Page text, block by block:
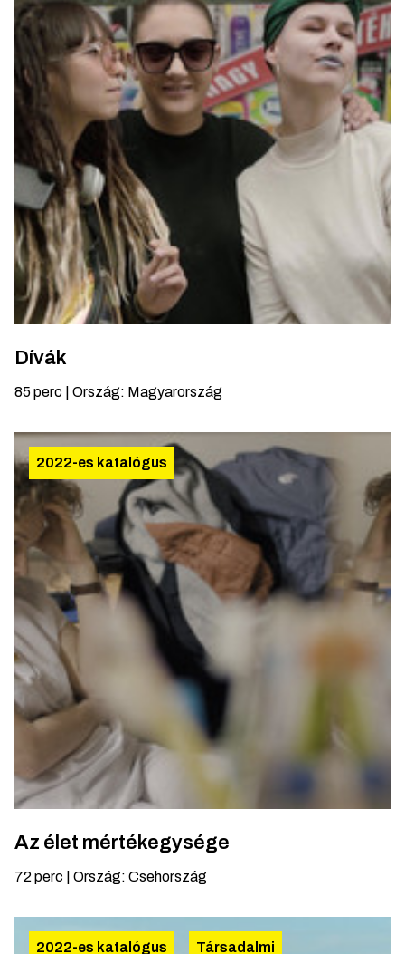
Dívák
85 perc Ország: Magyarország
2022-es katalógus
Az élet mértékegysége
72 perc Ország: Csehország
2022-es katalógus Társadalmi